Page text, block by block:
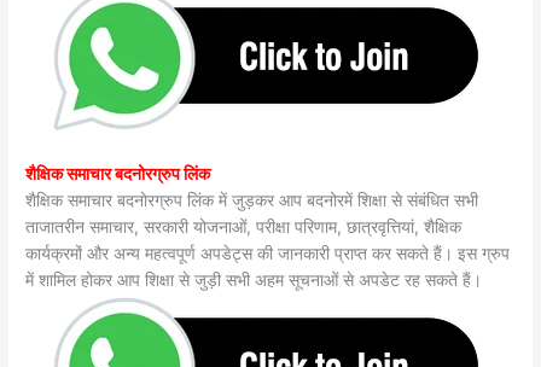
शैक्षिक समाचार बदनोरग्रुप लिंक
शैक्षिक समाचार बदनोरग्रुप लिंक में जुड़कर आप बदनोरमें शिक्षा से संबंधित सभी
ताजातरीन समाचार, सरकारी योजनाओं, परीक्षा परिणाम, छात्रवृत्तियां, शैक्षिक
कार्यक्रमों और अन्य महत्वपूर्ण अपडेट्स की जानकारी प्राप्त कर सकते हैं। इस ग्रुप
में शामिल होकर आप शिक्षा से जुड़ी सभी अहम सूचनाओं से अपडेट रह सकते हैं।